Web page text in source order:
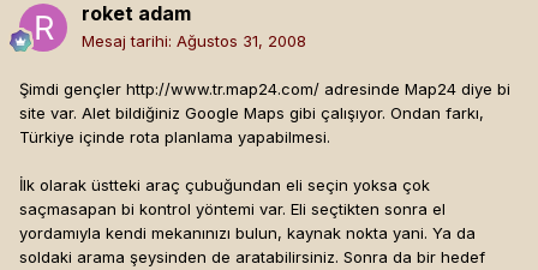
roket adam
Mesaj tarihi: Ağustos 31, 2008
Şimdi gençler http://www.tr.map24.com/ adresinde Map24 diye bi
site var. Alet bildiğiniz Google Maps gibi çalışıyor. Ondan farkı,
Türkiye içinde rota planlama yapabilmesi.
İlk olarak üstteki araç çubuğundan eli seçin yoksa çok
saçmasapan bi kontrol yöntemi var. Eli seçtikten sonra el
yordamıyla kendi mekanınızı bulun, kaynak nokta yani. Ya da
soldaki arama şeysinden de aratabilirsiniz. Sonra da bir hedef